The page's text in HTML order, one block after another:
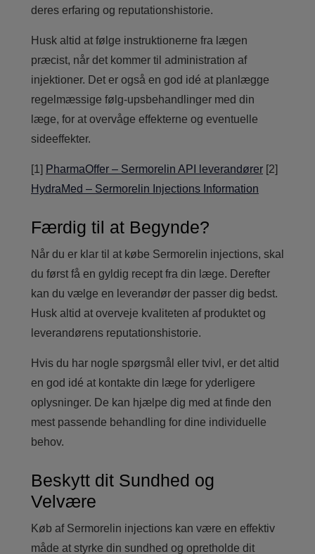
deres erfaring og reputationshistorie.
Husk altid at følge instruktionerne fra lægen
præcist, når det kommer til administration af
injektioner. Det er også en god idé at planlægge
regelmæssige følg-upsbehandlinger med din
læge, for at overvåge effekterne og eventuelle
sideeffekter.
[1] PharmaOffer – Sermorelin API leverandører [2]
HydraMed – Sermorelin Injections Information
Færdig til at Begynde?
Når du er klar til at købe Sermorelin injections, skal
du først få en gyldig recept fra din læge. Derefter
kan du vælge en leverandør der passer dig bedst.
Husk altid at overveje kvaliteten af produktet og
leverandørens reputationshistorie.
Hvis du har nogle spørgsmål eller tvivl, er det altid
en god idé at kontakte din læge for yderligere
oplysninger. De kan hjælpe dig med at finde den
mest passende behandling for dine individuelle
behov.
Beskytt dit Sundhed og
Velvære
Køb af Sermorelin injections kan være en effektiv
måde at styrke din sundhed og opretholde dit